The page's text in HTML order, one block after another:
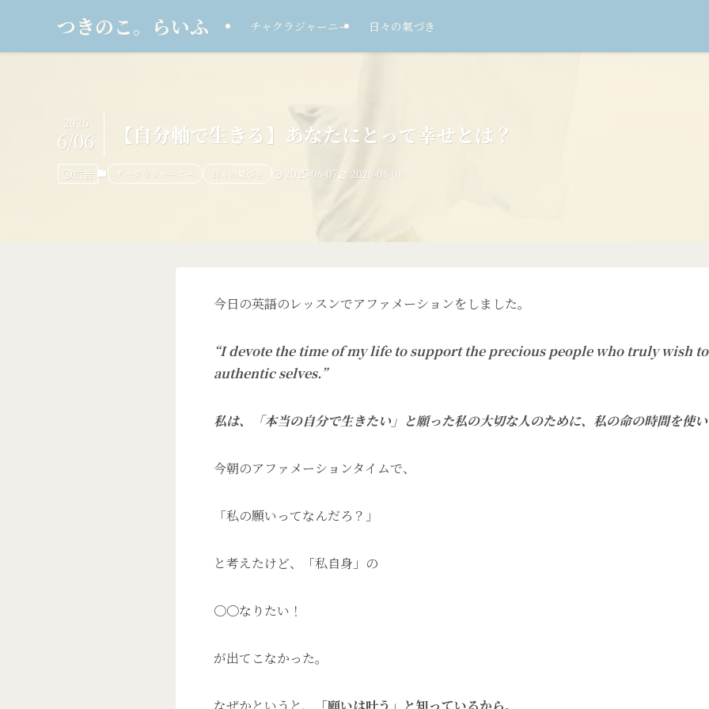
つきのこ。らいふ チャクラジャーニー 日々の氣づき
【自分軸で生きる】あなたにとって幸せとは？
2026
6/06
広告 チャクラジャーニー 日々の氣づき 2025-06-07 2026-06-06
今日の英語のレッスンでアファメーションをしました。
“I devote the time of my life to support the precious people who truly wish
authentic selves.”
私は、「本当の自分で生きたい」と願った私の大切な人のために、私の命の時間を使
今朝のアファメーションタイムで、
「私の願いってなんだろ？」
と考えたけど、「私自身」の
〇〇なりたい！
が出てこなかった。